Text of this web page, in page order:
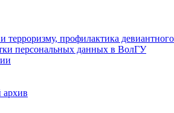
терроризму, профилактика
персональных данных в ВолГУ